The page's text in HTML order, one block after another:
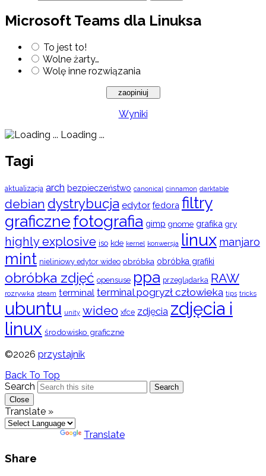
Microsoft Teams dla Linuksa
To jest to!
Wolne żarty…
Wolę inne rozwiązania
Wyniki
Loading ...
Tagi
aktualizacja arch bezpieczeństwo canonical cinnamon darktable
debian dystrybucja edytor fedora filtry
graficznefotografia gimp gnome grafika gry
highly explosive iso kde kernel konwersja linux manjaro
mint nieliniowy edytor wideo obróbka obróbka grafiki
obróbka zdjęć opensuse ppa przeglądarka RAW
rozrywka steam terminal terminal pogryzł człowieka tips tricks
ubuntu unity wideo xfce zdjęcia zdjęcia i
linux środowisko graficzne
©2026 przystajnik
Back To Top
Search
Search
Close
Translate »
Translate
Share